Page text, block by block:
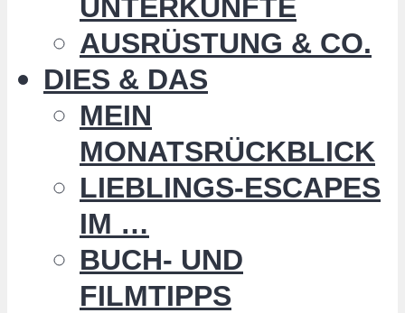
UNTERKÜNFTE
AUSRÜSTUNG & CO.
DIES & DAS
MEIN
MONATSRÜCKBLICK
LIEBLINGS-ESCAPES
IM …
BUCH- UND
FILMTIPPS